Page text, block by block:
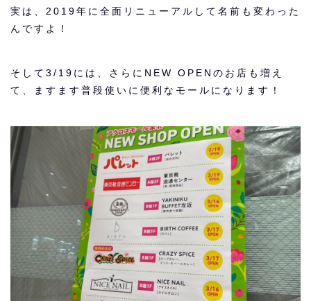
実は、2019年に全面リニューアルして名前も変わった
んですよ！
そして3/19には、さらにNEW OPENのお店も増え
て、ますます普段使いに便利なモールになります！